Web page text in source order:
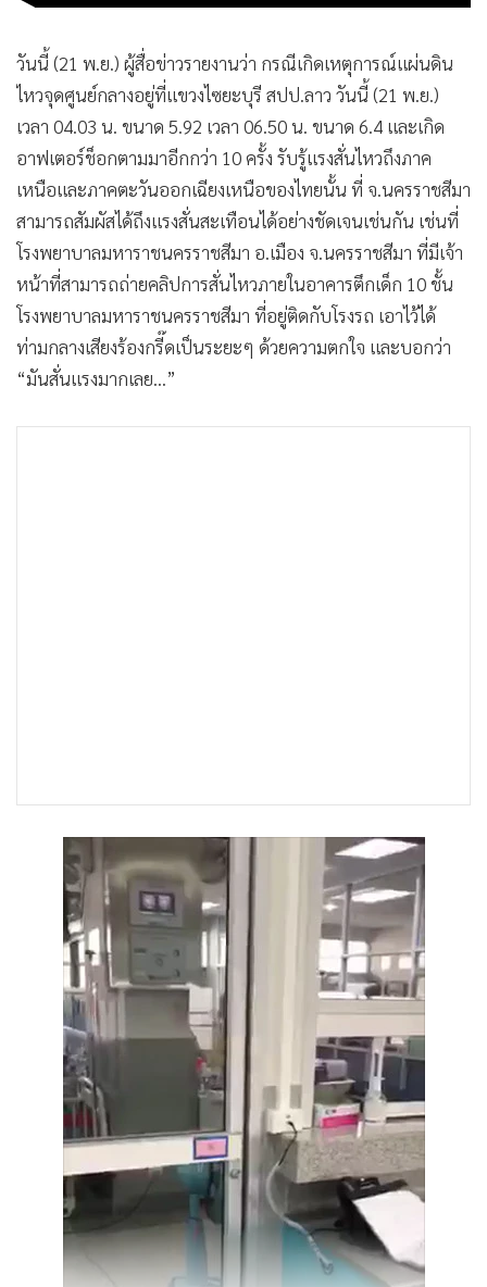
กองทุนรวม
Celeb Online
•
Factcheck
ญี่ปุ่น
News1
• Gotomanager
วันนี้ (21 พ.ย.) ผู้สื่อข่าวรายงานว่า กรณีเกิดเหตุการณ์แผ่นดิน
ไหวจุดศูนย์กลางอยู่ที่แขวงไซยะบุรี สปป.ลาว วันนี้ (21 พ.ย.)
เวลา 04.03 น. ขนาด 5.92 เวลา 06.50 น. ขนาด 6.4 และเกิด
อาฟเตอร์ช็อกตามมาอีกกว่า 10 ครั้ง รับรู้แรงสั่นไหวถึงภาค
เหนือและภาคตะวันออกเฉียงเหนือของไทยนั้น ที่ จ.นครราชสีมา
สามารถสัมผัสได้ถึงแรงสั่นสะเทือนได้อย่างชัดเจนเช่นกัน เช่นที่
โรงพยาบาลมหาราชนครราชสีมา อ.เมือง จ.นครราชสีมา ที่มีเจ้า
หน้าที่สามารถถ่ายคลิปการสั่นไหวภายในอาคารตึกเด็ก 10 ชั้น
โรงพยาบาลมหาราชนครราชสีมา ที่อยู่ติดกับโรงรถ เอาไว้ได้
ท่ามกลางเสียงร้องกรี๊ดเป็นระยะๆ ด้วยความตกใจ และบอกว่า
“มันสั่นแรงมากเลย...”